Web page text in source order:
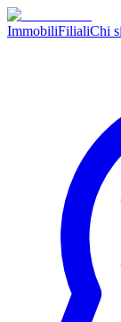
ImmobiliFilialiChi